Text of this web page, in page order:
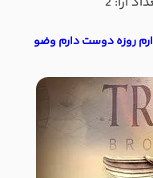
روزه دوست دارم وضو